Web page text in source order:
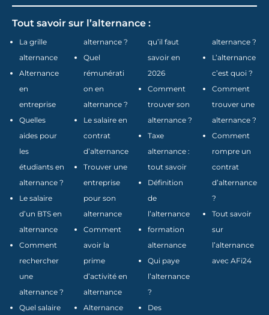
Tout savoir sur l’alternance :
La grille
alternance
Alternance
en
entreprise
Quelles
aides pour
les
étudiants en
alternance ?
Le salaire
d’un BTS en
alternance
Comment
rechercher
une
alternance ?
Quel salaire
alternance ?
Quel
rémunérati
on en
alternance ?
Le salaire en
contrat
d’alternance
Trouver une
entreprise
pour son
alternance
Comment
avoir la
prime
d’activité en
alternance
Alternance
qu’il faut
savoir en
2026
Comment
trouver son
alternance ?
Taxe
alternance :
tout savoir
Définition
de
l’alternance
formation
alternance
Qui paye
l’alternance
?
Des
alternance ?
L’alternance
c’est quoi ?
Comment
trouver une
alternance ?
Comment
rompre un
contrat
d’alternance
?
Tout savoir
sur
l’alternance
avec AFi24